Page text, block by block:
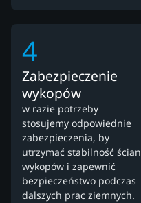
4
Zabezpieczenie
wykopów
w razie potrzeby
stosujemy odpowiednie
zabezpieczenia, by
utrzymać stabilność ścian
wykopów i zapewnić
bezpieczeństwo podczas
dalszych prac ziemnych.